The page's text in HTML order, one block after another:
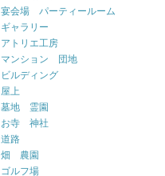
宴会場 パーティールーム
ギャラリー
アトリエ工房
マンション 団地
ビルディング
屋上
墓地 霊園
お寺 神社
道路
畑 農園
ゴルフ場